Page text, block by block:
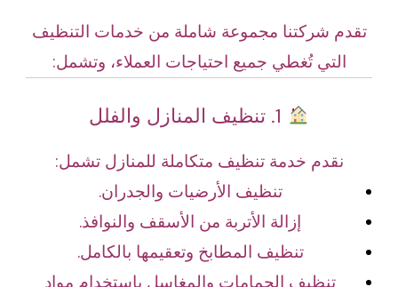
تقدم شركتنا مجموعة شاملة من خدمات التنظيف
التي تُغطي جميع احتياجات العملاء، وتشمل:
نقدم خدمة تنظيف متكاملة للمنازل تشمل:
تنظيف الأرضيات والجدران.
إزالة الأتربة من الأسقف والنوافذ.
تنظيف المطابخ وتعقيمها بالكامل.
تنظيف الحمامات والمغاسل باستخدام مواد